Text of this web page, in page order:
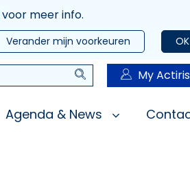
voor meer info.
OK
Verander mijn voorkeuren
Zoeken My Actiris
Agenda & News